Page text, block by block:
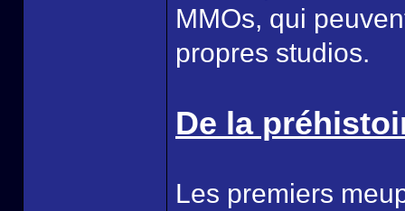
MMOs, qui
propres studios.
De la
Les premiers